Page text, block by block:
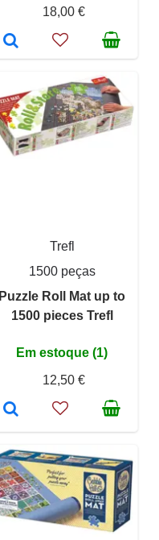
18,00 €
Trefl
1500 peças
Puzzle Roll Mat up to
1500 pieces Trefl
Em estoque (1)
12,50 €